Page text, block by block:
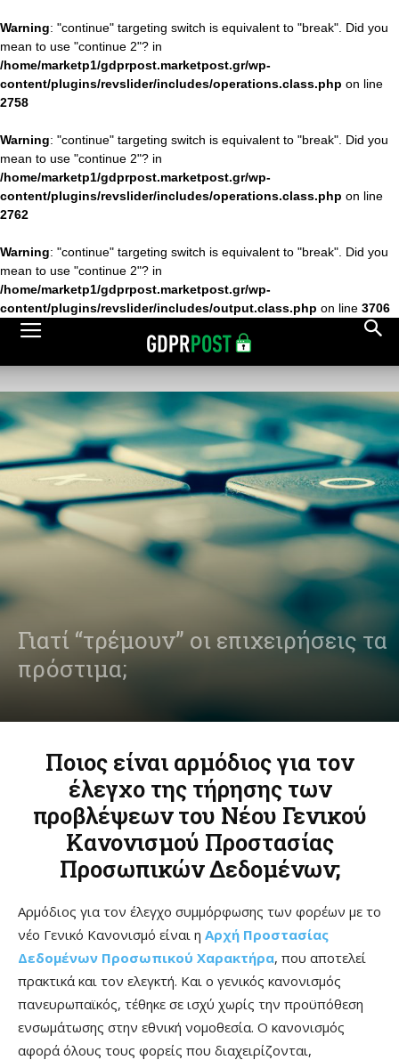
Warning: "continue" targeting switch is equivalent to "break". Did you
mean to use "continue 2"? in
/home/marketp1/gdprpost.marketpost.gr/wp-
content/plugins/revslider/includes/operations.class.php on line
2758
Warning: "continue" targeting switch is equivalent to "break". Did you
mean to use "continue 2"? in
/home/marketp1/gdprpost.marketpost.gr/wp-
content/plugins/revslider/includes/operations.class.php on line
2762
Warning: "continue" targeting switch is equivalent to "break". Did you
mean to use "continue 2"? in
/home/marketp1/gdprpost.marketpost.gr/wp-
content/plugins/revslider/includes/output.class.php on line 3706
Γιατί “τρέμουν” οι επιχειρήσεις τα
πρόστιμα;
Ποιος είναι αρμόδιος για τον
έλεγχο της τήρησης των
προβλέψεων του Νέου Γενικού
Κανονισμού Προστασίας
Προσωπικών Δεδομένων;
Αρμόδιος για τον έλεγχο συμμόρφωσης των φορέων με το
νέο Γενικό Κανονισμό είναι η Αρχή Προστασίας
Δεδομένων Προσωπικού Χαρακτήρα, που αποτελεί
πρακτικά και τον ελεγκτή. Και ο γενικός κανονισμός
πανευρωπαϊκός, τέθηκε σε ισχύ χωρίς την προϋπόθεση
ενσωμάτωσης στην εθνική νομοθεσία. Ο κανονισμός
αφορά όλους τους φορείς που διαχειρίζονται,